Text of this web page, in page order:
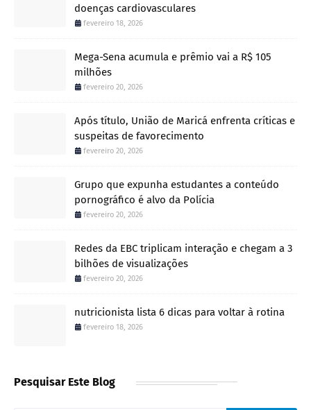
doenças cardiovasculares
fevereiro 18, 2026
Mega-Sena acumula e prêmio vai a R$ 105
milhões
fevereiro 20, 2026
Após título, União de Maricá enfrenta críticas e
suspeitas de favorecimento
fevereiro 20, 2026
Grupo que expunha estudantes a conteúdo
pornográfico é alvo da Polícia
fevereiro 20, 2026
Redes da EBC triplicam interação e chegam a 3
bilhões de visualizações
fevereiro 20, 2026
nutricionista lista 6 dicas para voltar à rotina
fevereiro 18, 2026
Pesquisar Este Blog